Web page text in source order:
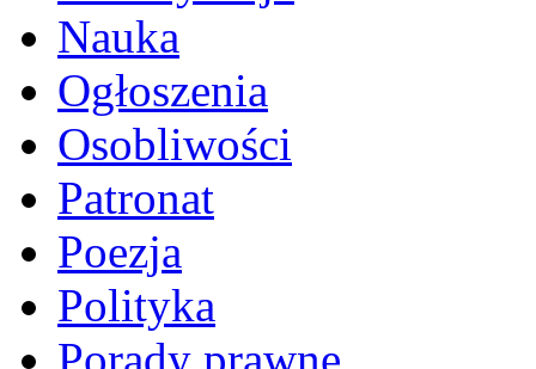
Nauka
Ogłoszenia
Osobliwości
Patronat
Poezja
Polityka